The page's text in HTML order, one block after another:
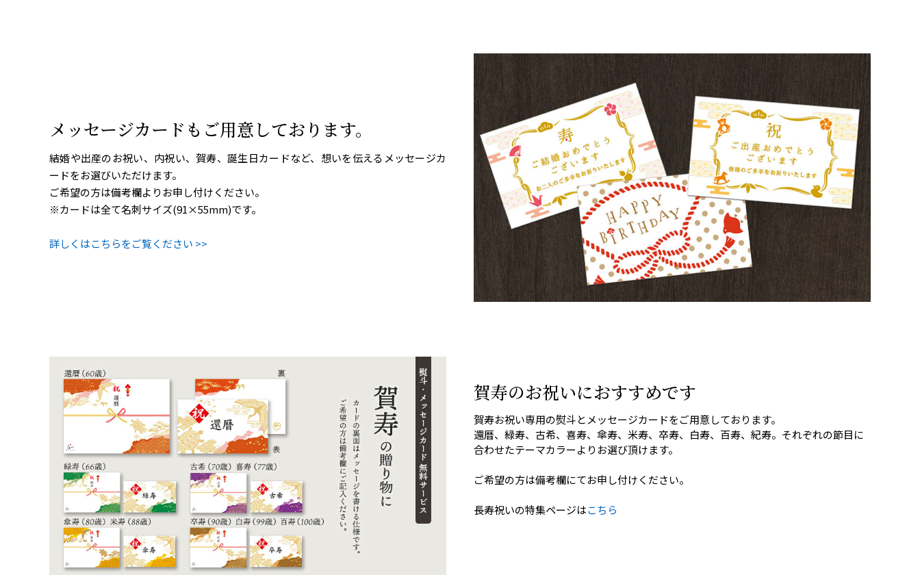
メッセージカードもご用意しております。
結婚や出産のお祝い、内祝い、賀寿、誕生日カードなど、想いを伝えるメッセージカ
ードをお選びいただけます。
ご希望の方は備考欄よりお申し付けください。
※カードは全て名刺サイズ(91×55mm)です。
詳しくはこちらをご覧ください >>
賀寿のお祝いにおすすめです
賀寿お祝い専用の熨斗とメッセージカードをご用意しております。
還暦、緑寿、古希、喜寿、傘寿、米寿、卒寿、白寿、百寿、紀寿。それぞれの節目に
合わせたテーマカラーよりお選び頂けます。
ご希望の方は備考欄にてお申し付けください。
長寿祝いの特集ページはこちら